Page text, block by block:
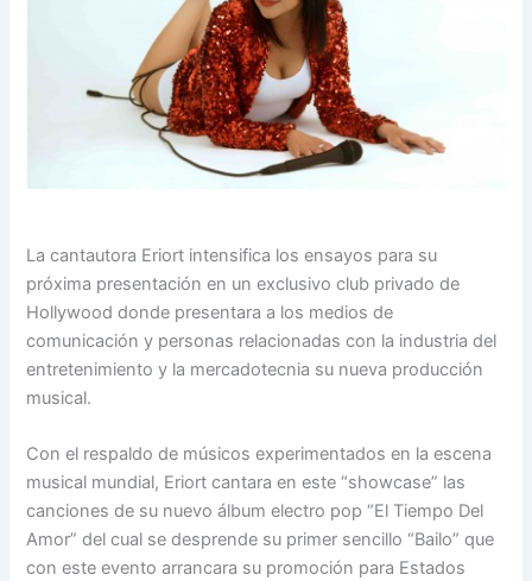
La cantautora Eriort intensifica los ensayos para su
próxima presentación en un exclusivo club privado de
Hollywood donde presentara a los medios de
comunicación y personas relacionadas con la industria del
entretenimiento y la mercadotecnia su nueva producción
musical.
Con el respaldo de músicos experimentados en la escena
musical mundial, Eriort cantara en este “showcase” las
canciones de su nuevo álbum electro pop “El Tiempo Del
Amor” del cual se desprende su primer sencillo “Bailo” que
con este evento arrancara su promoción para Estados